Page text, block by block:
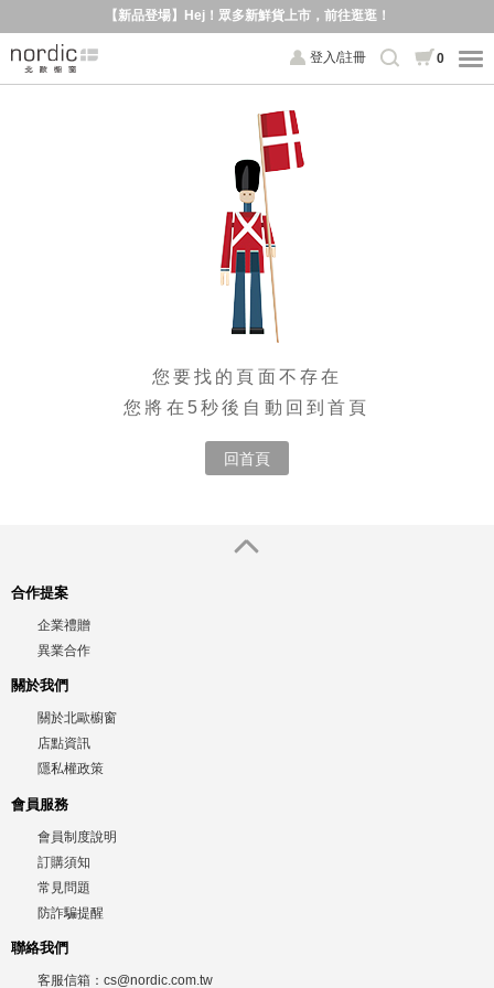
【新品登場】Hej！眾多新鮮貨上市，前往逛逛！
登入/註冊 0
您要找的頁面不存在
您將在5秒後自動回到首頁
回首頁
合作提案
企業禮贈
異業合作
關於我們
關於北歐櫥窗
店點資訊
隱私權政策
會員服務
會員制度說明
訂購須知
常見問題
防詐騙提醒
聯絡我們
客服信箱： cs@nordic.com.tw